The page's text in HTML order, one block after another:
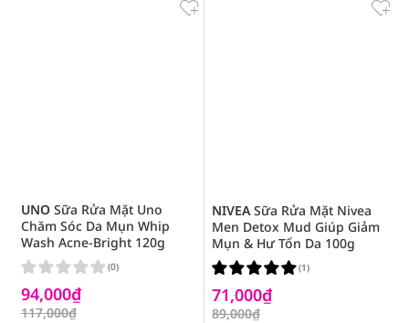
UNO Sữa Rửa Mặt Uno
Chăm Sóc Da Mụn Whip
Wash Acne-Bright 120g
94,000₫
117,000₫
(0)
NIVEASữa Rửa Mặt Nivea
Men Detox Mud Giúp Giảm
Mụn & Hư Tổn Da 100g
71,000₫
89,000₫
(1)